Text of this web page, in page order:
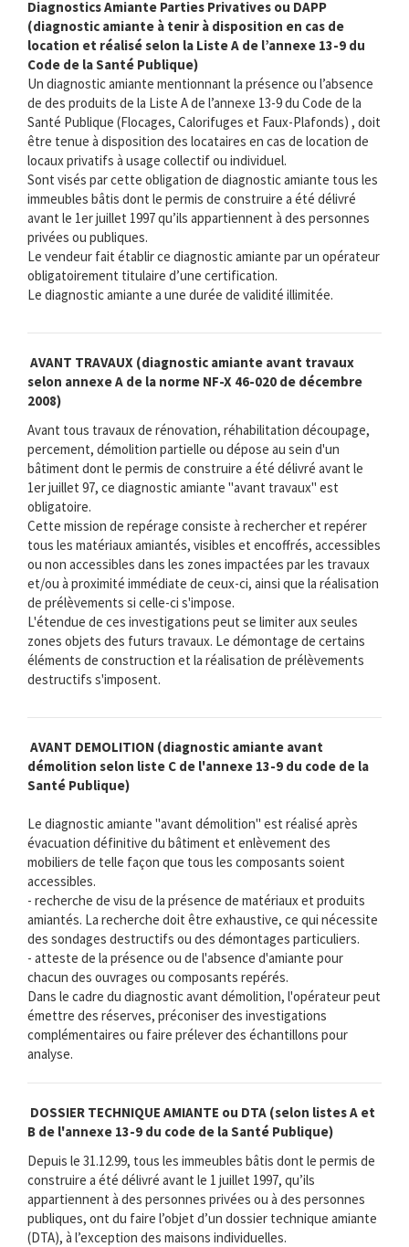
Diagnostics Amiante Parties Privatives ou DAPP
(diagnostic amiante à tenir à disposition en cas de
location et réalisé selon la Liste A de l’annexe 13-9 du
Code de la Santé Publique)
Un diagnostic amiante mentionnant la présence ou l’absence
de des produits de la Liste A de l’annexe 13-9 du Code de la
Santé Publique (Flocages, Calorifuges et Faux-Plafonds) , doit
être tenue à disposition des locataires en cas de location de
locaux privatifs à usage collectif ou individuel.
Sont visés par cette obligation de diagnostic amiante tous les
immeubles bâtis dont le permis de construire a été délivré
avant le 1er juillet 1997 qu’ils appartiennent à des personnes
privées ou publiques.
Le vendeur fait établir ce diagnostic amiante par un opérateur
obligatoirement titulaire d’une certification.
Le diagnostic amiante a une durée de validité illimitée.
AVANT TRAVAUX (diagnostic amiante avant travaux
selon annexe A de la norme NF-X 46-020 de décembre
2008)
Avant tous travaux de rénovation, réhabilitation découpage,
percement, démolition partielle ou dépose au sein d'un
bâtiment dont le permis de construire a été délivré avant le
1er juillet 97, ce diagnostic amiante "avant travaux" est
obligatoire.
Cette mission de repérage consiste à rechercher et repérer
tous les matériaux amiantés, visibles et encoffrés, accessibles
ou non accessibles dans les zones impactées par les travaux
et/ou à proximité immédiate de ceux-ci, ainsi que la réalisation
de prélèvements si celle-ci s'impose.
L'étendue de ces investigations peut se limiter aux seules
zones objets des futurs travaux. Le démontage de certains
éléments de construction et la réalisation de prélèvements
destructifs s'imposent.
AVANT DEMOLITION (diagnostic amiante avant
démolition selon liste C de l'annexe 13-9 du code de la
Santé Publique)
Le diagnostic amiante "avant démolition" est réalisé après
évacuation définitive du bâtiment et enlèvement des
mobiliers de telle façon que tous les composants soient
accessibles.
- recherche de visu de la présence de matériaux et produits
amiantés. La recherche doit être exhaustive, ce qui nécessite
des sondages destructifs ou des démontages particuliers.
- atteste de la présence ou de l'absence d'amiante pour
chacun des ouvrages ou composants repérés.
Dans le cadre du diagnostic avant démolition, l'opérateur peut
émettre des réserves, préconiser des investigations
complémentaires ou faire prélever des échantillons pour
analyse.
DOSSIER TECHNIQUE AMIANTE ou DTA (selon listes A et
B de l'annexe 13-9 du code de la Santé Publique)
Depuis le 31.12.99, tous les immeubles bâtis dont le permis de
construire a été délivré avant le 1 juillet 1997, qu’ils
appartiennent à des personnes privées ou à des personnes
publiques, ont du faire l’objet d’un dossier technique amiante
(DTA), à l’exception des maisons individuelles.